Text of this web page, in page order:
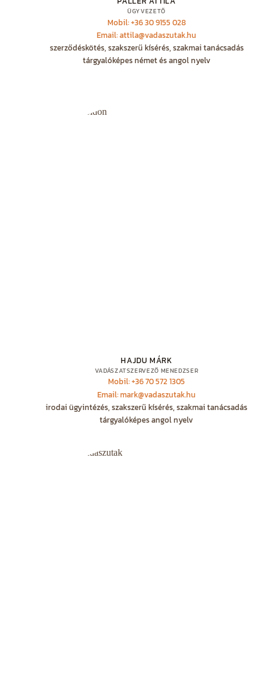
ÜGYVEZETŐ
Mobil: +36 30 9155 028
Email: attila@vadaszutak.hu
szerződéskötés, szakszerű kísérés, szakmai tanácsadás
tárgyalóképes német és angol nyelv
HAJDU MÁRK
VADÁSZATSZERVEZŐ MENEDZSER
Mobil: +36 70 572 1305
Email: mark@vadaszutak.hu
irodai ügyintézés, szakszerű kísérés, szakmai tanácsadás
tárgyalóképes angol nyelv